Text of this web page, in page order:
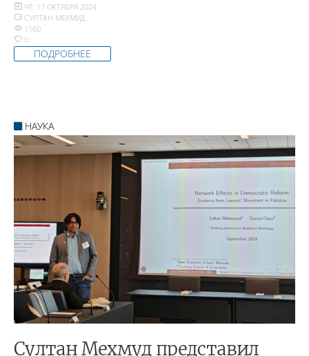
ЧТ, 17 ОКТЯБРЯ 2024
СУЛТАН МЕХМУД
1160
0
ПОДРОБНЕЕ
НАУКА
Султан Мехмуд представил